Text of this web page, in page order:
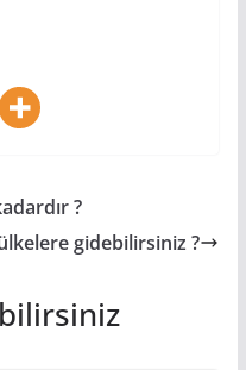
?
gidebilirsiniz ?